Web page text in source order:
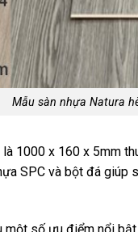
Mẫu sàn nhựa Natura
1000 x 160 x 5mm
SPC và bột đá giúp